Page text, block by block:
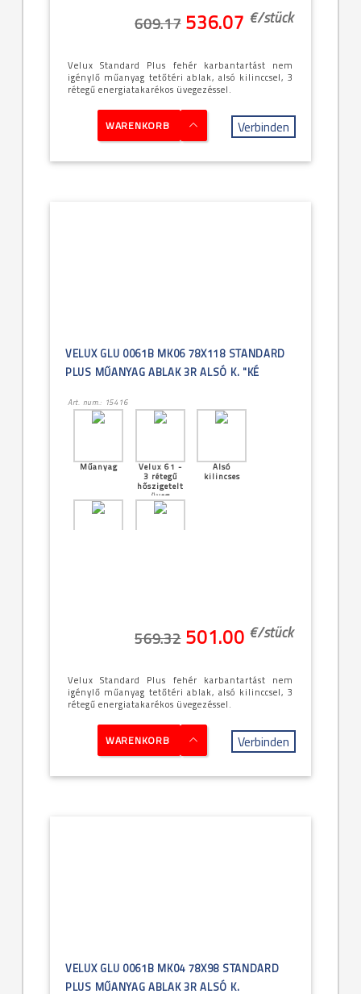
609.17 536.07 €/stück
Velux Standard Plus fehér karbantartást nem
igénylő műanyag tetőtéri ablak, alsó kilinccsel, 3
rétegű energiatakarékos üvegezéssel.
WARENKORB Verbinden
VELUX GLU 0061B MK06 78X118 STANDARD
PLUS MŰANYAG ABLAK 3R ALSÓ K. "KÉ
Art. num.: 15416
Műanyag
Velux 61 -
3 rétegű
hőszigetelt
üveg
Alsó
kilincses
569.32 501.00 €/stück
Velux Standard Plus fehér karbantartást nem
igénylő műanyag tetőtéri ablak, alsó kilinccsel, 3
rétegű energiatakarékos üvegezéssel.
WARENKORB Verbinden
VELUX GLU 0061B MK04 78X98 STANDARD
PLUS MŰANYAG ABLAK 3R ALSÓ K.